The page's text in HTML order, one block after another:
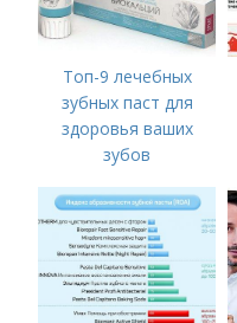
Топ-9 лечебных
зубных паст для
здоровья ваших
зубов